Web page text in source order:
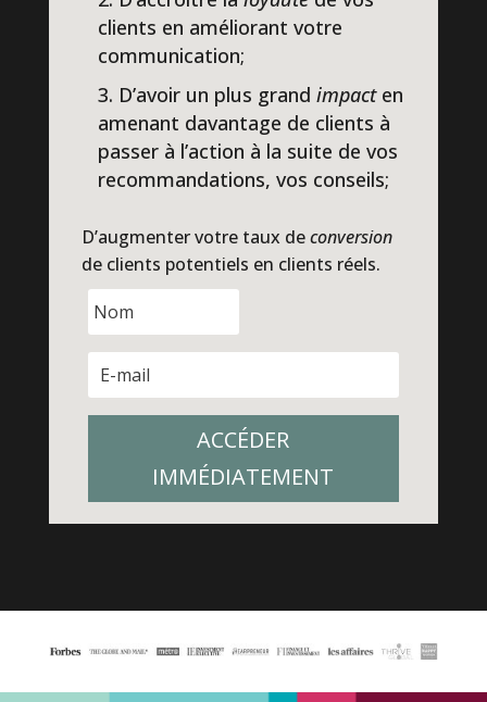
clients en améliorant votre
communication;
D’avoir un plus grand impacten
amenant davantage de clients à
passer à l’action à la suite de vos
recommandations, vos conseils;
D’augmenter votre taux deconversion
de clients potentiels en clients réels.
ACCÉDER
IMMÉDIATEMENT